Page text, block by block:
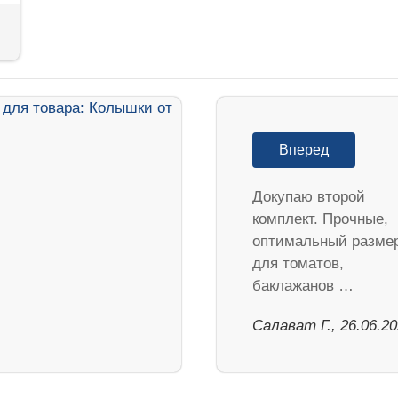
Вперед
Докупаю второй
комплект. Прочные,
оптимальный
для томатов,
баклажанов …
Салават Г.,